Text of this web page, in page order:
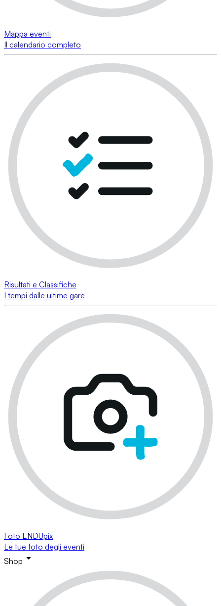
Mappa eventi
Il calendario completo
Risultati e Classifiche
I tempi dalle ultime gare
Foto ENDUpix
Le tue foto degli eventi
Shop